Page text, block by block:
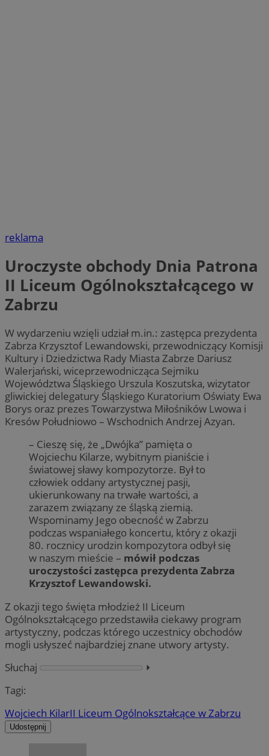
reklama
Uroczyste obchody Dnia Patrona
II Liceum Ogólnokształcącego w
Zabrzu
W wydarzeniu wzięli udział m.in.: zastępca prezydenta
Zabrza Krzysztof Lewandowski, przewodniczący Komisji
Kultury i Dziedzictwa Rady Miasta Zabrze Dariusz
Walerjański, wiceprzewodnicząca Sejmiku
Województwa Śląskiego Urszula Koszutska, wizytator
gliwickiej delegatury Śląskiego Kuratorium Oświaty Ewa
Borys oraz prezes Towarzystwa Miłośników Lwowa i
Kresów Południowo – Wschodnich Andrzej Azyan.
– Cieszę się, że „Dwójka” pamięta o
Wojciechu Kilarze, wybitnym pianiście i
światowej sławy kompozytorze. Był to
człowiek oddany artystycznej pasji,
ukierunkowany na trwałe wartości, a
zarazem związany ze śląską ziemią.
Wspominamy Jego obecność w Zabrzu
podczas wspaniałego koncertu, który z okazji
80. rocznicy urodzin kompozytora odbył się
w naszym mieście – mówił podczas
uroczystości zastępca prezydenta Zabrza
Krzysztof Lewandowski.
Z okazji tego święta młodzież II Liceum
Ogólnokształcącego przedstawiła ciekawy program
artystyczny, podczas którego uczestnicy obchodów
mogli usłyszeć najbardziej znane utwory artysty.
Słuchaj
⏵︎
Tagi:
Wojciech KilarII Liceum Ogólnokształcące w Zabrzu
Udostępnij